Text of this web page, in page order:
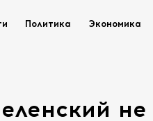
Политика Экономика
не